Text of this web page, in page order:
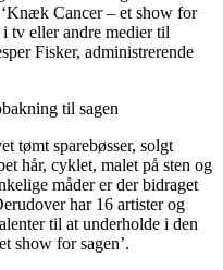
Cancer – et show for
tv eller andre medier til
Fisker, administrerende
til sagen
tømt sparebøsser, solgt
hår, cyklet, malet på sten og
måder er der bidraget
har 16 artister og
til at underholde i den
show for sagen’.